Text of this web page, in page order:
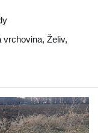
vrchovina, Želiv,